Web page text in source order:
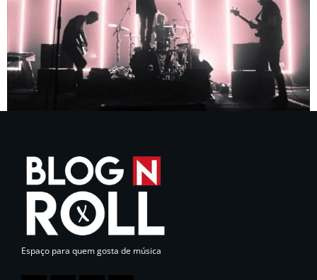
Espaço para quem gosta de música